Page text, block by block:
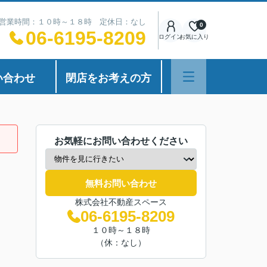
業時間：１０時～１８時 定休日：なし
06-6195-8209 ログインお気に入り
0
合わせ 閉店をお考えの方
お気軽にお問い合わせください
無料お問い合わせ
株式会社不動産スペース
06-6195-8209
１０時～１８時
（休：なし）